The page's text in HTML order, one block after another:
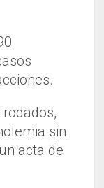
sin
acta de